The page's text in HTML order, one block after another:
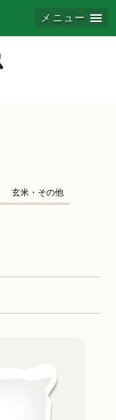
メニュー
玄米・その他